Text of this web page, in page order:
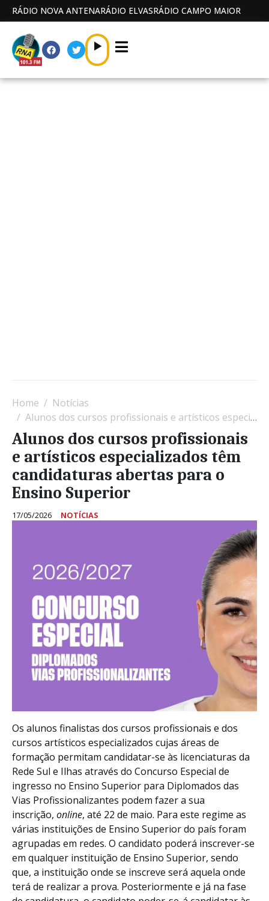
RÁDIO NOVA ANTENARÁDIO ELVASRÁDIO CAMPO MAIOR
Home
Notícias
Alunos dos cursos profissionais e artísticos especializados têm candidaturas abertas para o Ensino Superior
Alunos dos cursos profissionais
e artísticos especializados têm
candidaturas abertas para o
Ensino Superior
17/05/2026 NOTÍCIAS
Os alunos finalistas dos cursos profissionais e dos
cursos artísticos especializados cujas áreas de
formação permitam candidatar-se às licenciaturas da
Rede Sul e Ilhas através do Concurso Especial de
ingresso no Ensino Superior para Diplomados das
Vias Profissionalizantes podem fazer a sua
inscrição, online, até 22 de maio. Para este regime as
várias instituições de Ensino Superior do país foram
agrupadas em redes. O candidato poderá inscrever-se
em qualquer instituição de Ensino Superior, sendo
que, a instituição onde se inscreve será aquela onde
terá de realizar a prova. Posteriormente e já na fase